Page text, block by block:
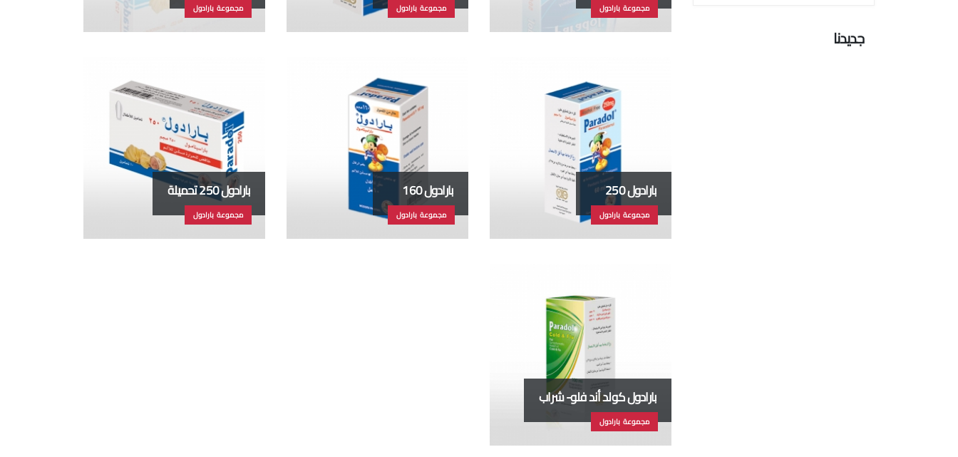
جديدنا
مجموعة بارادول مجموعة بارادول مجموعة بارادول
بارادول 250
مجموعة بارادول
بارادول 160
مجموعة بارادول
بارادول 250 تحميلة
مجموعة بارادول
بارادول كولد أند فلو- شراب
مجموعة بارادول